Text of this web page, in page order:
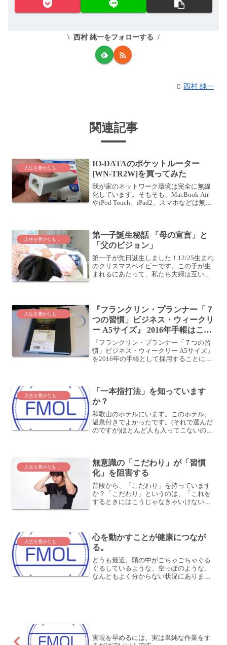
西村 純一をフォローする
西村 純一
関連記事
人生を豊かなものに
IO-DATAのポケットルーター
[WN-TR2W]を買ってみた
我が家のネットワーク環境は完全に無線
化しています。そもそも、MacBook Air
やiPod Touch、iPad2、スマホなどは無線
人生を豊かなものに
第一子誕生秘話 「母の宣言」と
「父のビジョン」
第一子が先日誕生しました！12/25生まれ
のクリスマスベイビーです。この子が生
まれるにあたって、私たち夫婦は互いに
な夢を見...
人生を豊かなものに
『フランクリン・プランナー「７
つの習慣」ビジネス・ウィークリ
ー A5サイズ』 2016年手帳はこれ
に決定
『フランクリン・プランナー「７つの習
慣」ビジネス・ウィークリー A5サイズ』
を2016年の手帳として採用することにし
人生を豊かなものに
「一本指打法」を知っています
か？
和歌山のホテルにいます。このホテル、
温泉付きでよかったです。(それで選んだ
のですが)ほとんど人も入ってこないの
ょうどいい時間帯がない...
人生を豊かなものに
無意識の「こだわり」が「習慣
化」を阻害する
普段から、「こだわり」を持っています
か？「こだわり」というのは、「これを
するときにはこうじゃなきゃいけない」
う！例えば、会社で同僚と話...
人生を豊かなものに
心を動かすことが健康につなが
る。
どうも最近、頭の中がごちゃごちゃぐる
ぐるしているような、空っぽのような、
なんともよく分からない状況にありまし
実現を早めるには、実は単純な作業をす